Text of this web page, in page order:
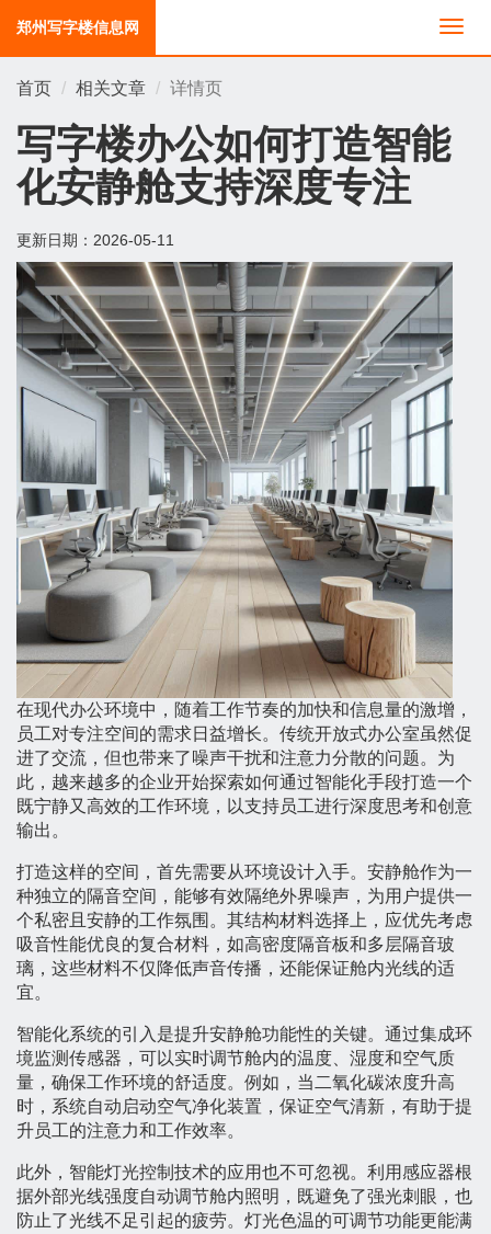
切
换
郑州写字楼信息网
首页 相关文章 详情页
写字楼办公如何打造智能
化安静舱支持深度专注
更新日期： 2026-05-11
在现代办公环境中，随着工作节奏的加快和信息量的激增，
员工对专注空间的需求日益增长。传统开放式办公室虽然促
进了交流，但也带来了噪声干扰和注意力分散的问题。为
此，越来越多的企业开始探索如何通过智能化手段打造一个
既宁静又高效的工作环境，以支持员工进行深度思考和创意
输出。
打造这样的空间，首先需要从环境设计入手。安静舱作为一
种独立的隔音空间，能够有效隔绝外界噪声，为用户提供一
个私密且安静的工作氛围。其结构材料选择上，应优先考虑
吸音性能优良的复合材料，如高密度隔音板和多层隔音玻
璃，这些材料不仅降低声音传播，还能保证舱内光线的适
宜。
智能化系统的引入是提升安静舱功能性的关键。通过集成环
境监测传感器，可以实时调节舱内的温度、湿度和空气质
量，确保工作环境的舒适度。例如，当二氧化碳浓度升高
时，系统自动启动空气净化装置，保证空气清新，有助于提
升员工的注意力和工作效率。
此外，智能灯光控制技术的应用也不可忽视。利用感应器根
据外部光线强度自动调节舱内照明，既避免了强光刺眼，也
防止了光线不足引起的疲劳。灯光色温的可调节功能更能满